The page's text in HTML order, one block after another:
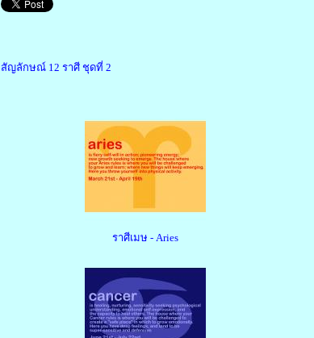
สัญลักษณ์ 12 ราศี ชุดที่ 2
ราศีเมษ - Aries